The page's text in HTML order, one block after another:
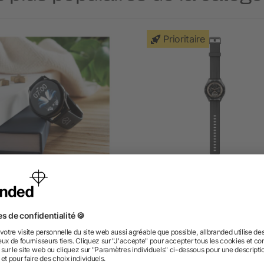
Montre connectée IP68
étanche
dès 26,52 €
Prioritaire